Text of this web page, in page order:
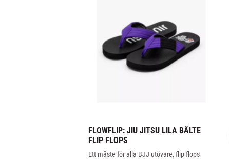
FLOWFLIP: JIU JITSU LILA BÄLTE
FLIP FLOPS
Ett måste för alla BJJ utövare, flip flops